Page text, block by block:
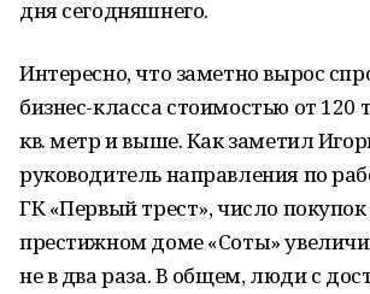
дня сегодняшнего.
Интересно, что заметно вырос
бизнес-класса стоимостью от 120
кв. метр и выше. Как заметил
руководитель направления по
ГК «Первый трест», число
престижном доме «Соты»
не в два раза. В общем, люди с